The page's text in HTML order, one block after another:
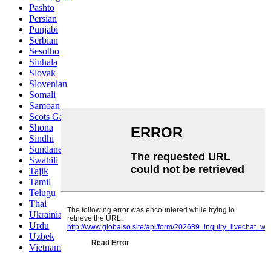
Pashto
Persian
Punjabi
Serbian
Sesotho
Sinhala
Slovak
Slovenian
Somali
Samoan
Scots Gaelic
Shona
Sindhi
Sundanese
Swahili
Tajik
Tamil
Telugu
Thai
Ukrainian
Urdu
Uzbek
Vietnamese